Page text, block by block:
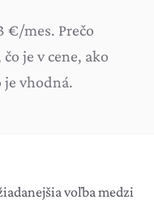
€/mes. Prečo
je v cene, ako
je vhodná.
voľba medzi